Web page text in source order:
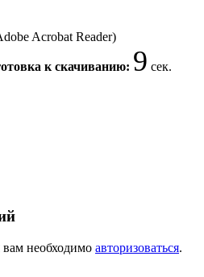
Acrobat Reader)
к скачиванию: 9 сек.
необходимо авторизоваться.